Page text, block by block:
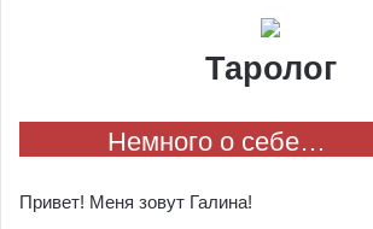
Таролог
Немного о себе…
Привет! Меня зовут Галина!